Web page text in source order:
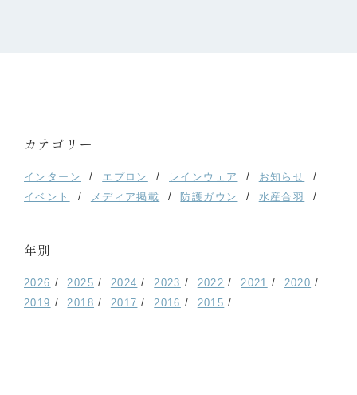
カテゴリー
インターン エプロン レインウェア
お知らせ
イベント
メディア掲載 防護ガウン 水産合羽
年別
2026 2025 2024 2023 2022 2021
2020
2019
2018 2017 2016 2015